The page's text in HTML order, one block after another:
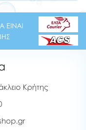
ΕΙΝΑΙ
Κρήτης